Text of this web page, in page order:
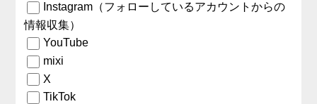
Instagram（フォローしているアカウントからの
情報収集）
YouTube
mixi
X
TikTok